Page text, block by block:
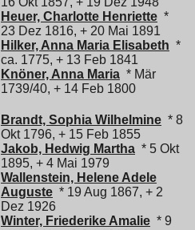
Heuer, Charlotte Henriette *
23 Dez 1816, + 20 Mai 1891
Hilker, Anna Maria Elisabeth *
ca. 1775, + 13 Feb 1841
Knöner, Anna Maria * Mär
1739/40, + 14 Feb 1800
Brandt, Sophia Wilhelmine * 8
Okt 1796, + 15 Feb 1855
Jakob, Hedwig Martha * 5 Okt
1895, + 4 Mai 1979
Wallenstein, Helene Adele
Auguste * 19 Aug 1867, + 2
Dez 1926
Winter, Friederike Amalie * 9